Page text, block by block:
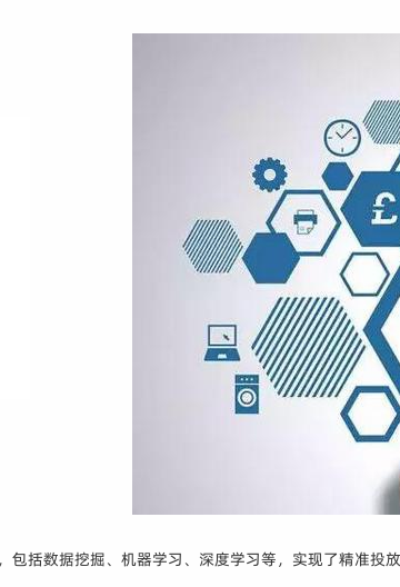
包括数据挖掘、机器学习、深度学习等，实现了精准